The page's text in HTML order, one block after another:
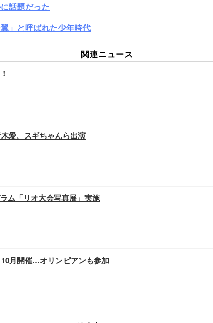
話題だった
」と呼ばれた少年時代
関連ニュース
愛、スギちゃんら出演
ム「リオ大会写真展」実施
月開催…オリンピアンも参加